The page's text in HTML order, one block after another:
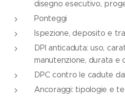
disegno esecutivo,
Ponteggi
Ispezione, deposito e
DPI anticaduta: uso,
manutenzione, durata e
DPC contro le cadute
Ancoraggi: tipologie e